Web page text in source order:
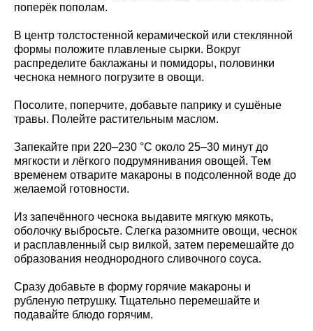
поперёк пополам.
В центр толстостенной керамической или стеклянной
формы положите плавленые сырки. Вокруг
распределите баклажаны и помидоры, половинки
чеснока немного погрузите в овощи.
Посолите, поперчите, добавьте паприку и сушёные
травы. Полейте растительным маслом.
Запекайте при 220–230 °C около 25–30 минут до
мягкости и лёгкого подрумянивания овощей. Тем
временем отварите макароны в подсоленной воде до
желаемой готовности.
Из запечённого чеснока выдавите мягкую мякоть,
оболочку выбросьте. Слегка разомните овощи, чеснок
и расплавленный сыр вилкой, затем перемешайте до
образования неоднородного сливочного соуса.
Сразу добавьте в форму горячие макароны и
рубленую петрушку. Тщательно перемешайте и
подавайте блюдо горячим.